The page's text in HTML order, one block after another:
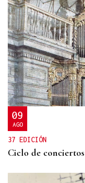
09
AGO
37 EDICIÓN
Ciclo de